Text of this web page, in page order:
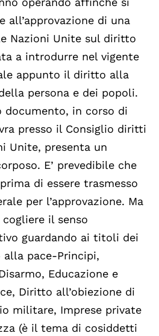
all’approvazione di una
Nazioni Unite sul diritto
a introdurre nel vigente
appunto il diritto alla
persona e dei popoli.
documento, in corso di
presso il Consiglio diritti
Unite, presenta un
E’ prevedibile che
di essere trasmesso
per l’approvazione. Ma
il senso
guardando ai titoli dei
pace-Principi,
Educazione e
Diritto all’obiezione di
militare, Imprese private
(è il tema di cosiddetti